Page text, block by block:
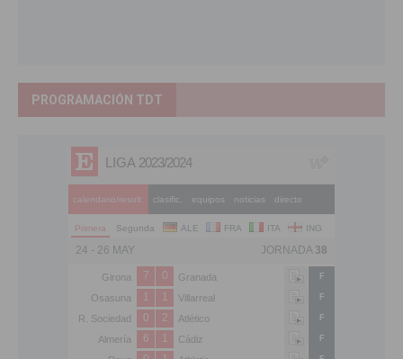
PROGRAMACIÓN TDT